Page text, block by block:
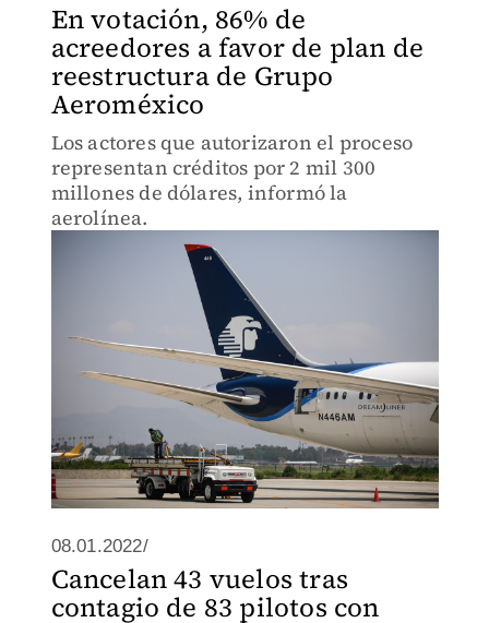
En votación, 86% de
acreedores a favor de plan de
reestructura de Grupo
Aeroméxico
Los actores que autorizaron el proceso
representan créditos por 2 mil 300
millones de dólares, informó la
aerolínea.
08.01.2022/
Cancelan 43 vuelos tras
contagio de 83 pilotos con